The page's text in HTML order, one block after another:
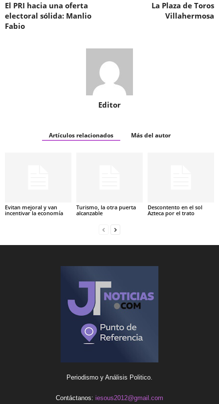
El PRI hacia una oferta
electoral sólida: Manlio
Fabio
La Plaza de Toros
Villahermosa
Editor
Artículos relacionados Más del autor
Evitan mejoral y van
incentivar la economía
Turismo, la otra puerta
alcanzable
Descontento en el sol
Azteca por el trato
Periodismo y Análisis Politico.
Contáctanos: iesous2012@gmail.com